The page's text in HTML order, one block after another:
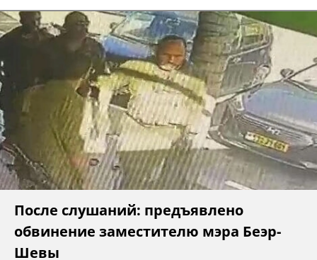
После слушаний: предъявлено
обвинение заместителю мэра Беэр-
Шевы